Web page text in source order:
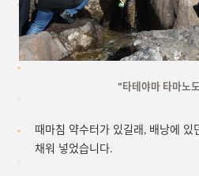
"타테야마 타마노
때마침 약수터가 있길래, 배낭에 있
채워 넣었습니다.